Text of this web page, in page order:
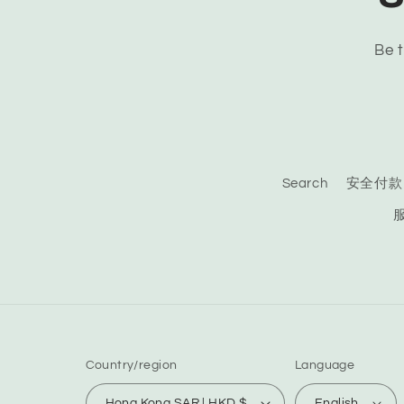
Be
Search 安全付款
Country/region Language